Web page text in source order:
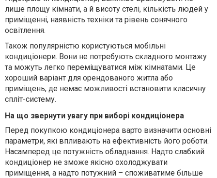
лише площу кімнати, а й висоту стелі, кількість людей у
приміщенні, наявність техніки та рівень сонячного
освітлення.
Також популярністю користуються мобільні
кондиціонери. Вони не потребують складного монтажу
та можуть легко переміщуватися між кімнатами. Це
хороший варіант для орендованого житла або
приміщень, де немає можливості встановити класичну
спліт-систему.
На що звернути увагу при виборі кондиціонера
Перед покупкою кондиціонера варто визначити основні
параметри, які впливають на ефективність його роботи.
Насамперед це потужність обладнання. Надто слабкий
кондиціонер не зможе якісно охолоджувати
приміщення, а надто потужний – споживатиме більше